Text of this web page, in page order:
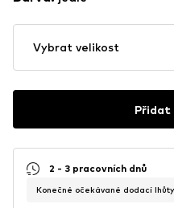
Vybrat velikost
Přidat
2 - 3 pracovních dnů
Konečné očekávané dodací